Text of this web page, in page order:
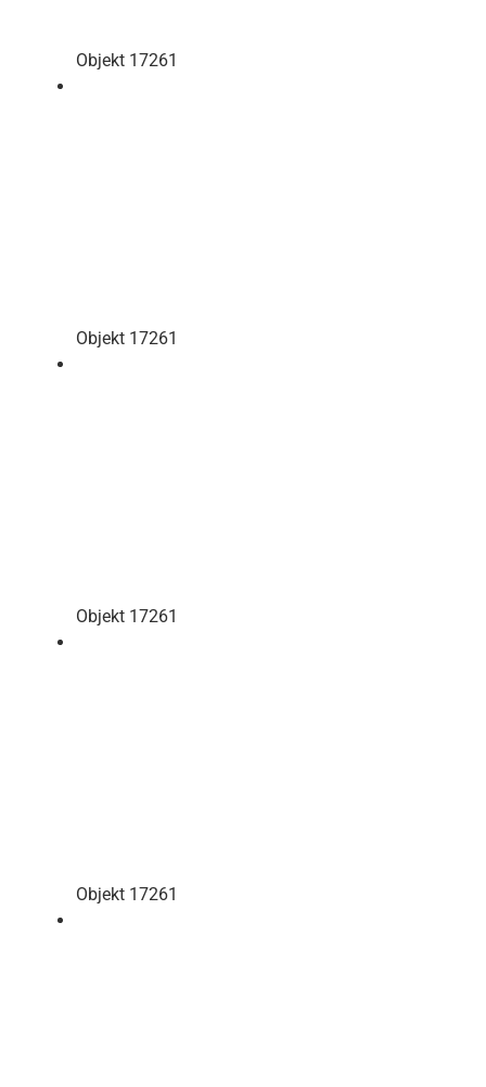
Objekt 17261
Objekt 17261
Objekt 17261
Objekt 17261